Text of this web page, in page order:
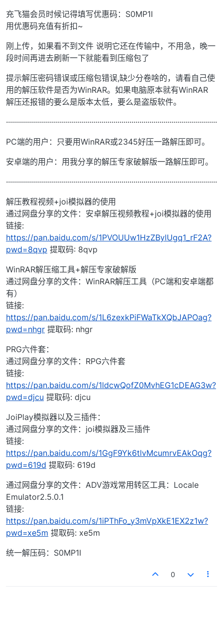
充飞猫会员时候记得填写优惠码：S0MP1I
用优惠码充值有折扣~
刚上传，如果看不到文件 说明它还在传输中，不用急，晚一
段时间再进去刷新一下就能看到压缩包了
提示解压密码错误或压缩包错误,缺少分卷啥的，请看自己使
用的解压软件是否为WinRAR。如果电脑原本就有WinRAR
解压还报错的要么是版本太低，要么是盗版软件。
··········································································································
PC端的用户：只要用WinRAR或2345好压一路解压即可。
安卓端的用户：用我分享的解压专家破解版一路解压即可。
··········································································································
解压教程视频+joi模拟器的使用
通过网盘分享的文件：安卓解压视频教程+joi模拟器的使用
链接:
https://pan.baidu.com/s/1PVOUUw1HzZBylUgq1_rF2A?
pwd=8qvp 提取码: 8qvp
WinRAR解压缩工具+解压专家破解版
通过网盘分享的文件：WinRAR解压工具（PC端和安卓端都
有）
链接:
https://pan.baidu.com/s/1L6zexkPiFWaTkXQbJAPOag?
pwd=nhgr 提取码: nhgr
PRG六件套：
通过网盘分享的文件：RPG六件套
链接:
https://pan.baidu.com/s/1ldcwQofZ0MvhEG1cDEAG3w?
pwd=djcu 提取码: djcu
JoiPlay模拟器以及三插件：
通过网盘分享的文件：joi模拟器及三插件
链接:
https://pan.baidu.com/s/1GgF9Yk6tlvMcumrvEAkOqg?
pwd=619d 提取码: 619d
通过网盘分享的文件：ADV游戏常用转区工具：Locale
Emulator2.5.0.1
链接:
https://pan.baidu.com/s/1iPThFo_y3mVpXkE1EX2z1w?
pwd=xe5m 提取码: xe5m
统一解压码：S0MP1I
0